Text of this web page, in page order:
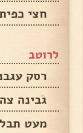
חצי
לרוטב
רסק
גבינה
מעט